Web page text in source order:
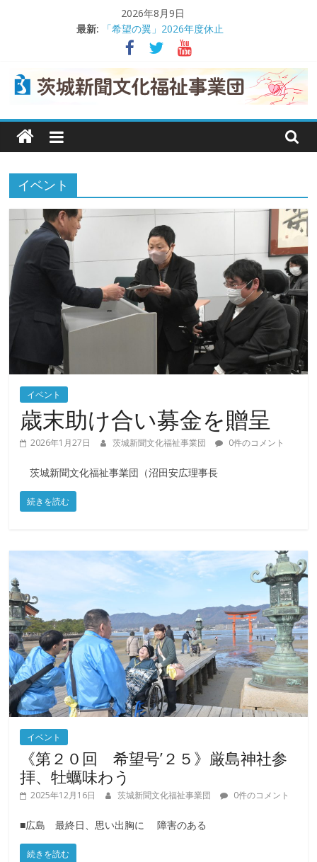
ッ
2026年8月9日
最新:
「希望の翼」2026年度休止
熊本地震義援金受け付け
茨城日産自動車が交通遺児支援
理事会で事業報告や決算を承認
交通遺児支援に役立てて
茨
城
新
聞
文
化
福
祉
事
業
団
イベント
イベント
歳末助け合い募金を贈呈
2026年1月27日 茨城新聞文化福祉事業団 0件のコメント
茨城新聞文化福祉事業団（沼田安広理事長
続きを読む
イベント
《第２０回 希望号’２５》厳島神社参
拝、牡蠣味わう
2025年12月16日 茨城新聞文化福祉事業団 0件のコメント
■広島 最終日、思い出胸に 障害のある
続きを読む